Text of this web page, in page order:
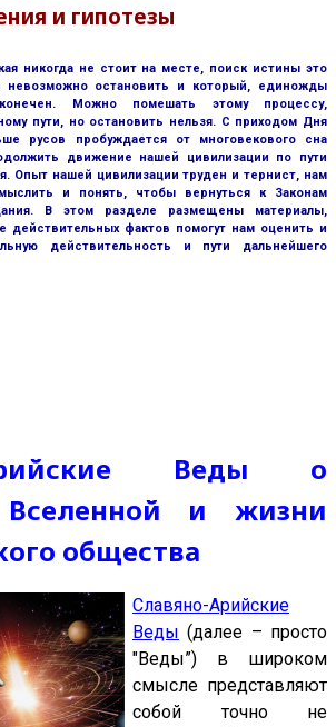
и гипотезы
никогда не стоит на месте, поиск истины это
невозможно остановить и который, единожды
Можно помешать этому процессу,
пути, но остановить нельзя. С приходом Дня
русов пробуждается от многовекового сна
движение нашей цивилизации по пути
Опыт нашей цивилизации труден и тернист, нам
и понять, чтобы вернуться к Законам
В этом разделе размещены материалы,
действительных фактов помогут нам оценить и
действительность и пути дальнейшего
Арийские Веды о
Вселенной и жизни
общества
Славяно-Арийские
Веды (далее – просто
"Веды”) в широком
смысле представляют
собой точно не